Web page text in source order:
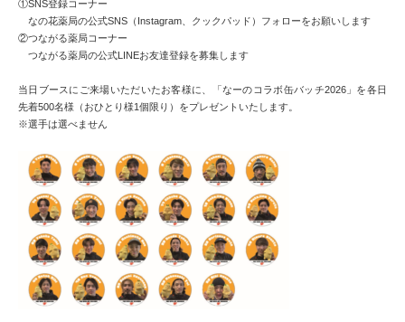
①SNS登録コーナー
なの花薬局の公式SNS（Instagram、クックパッド）フォローをお願いします
②つながる薬局コーナー
つながる薬局の公式LINEお友達登録を募集します
当日ブースにご来場いただいたお客様に、「なーのコラボ缶バッチ2026」を各日
先着500名様（おひとり様1個限り）をプレゼントいたします。
※選手は選べません